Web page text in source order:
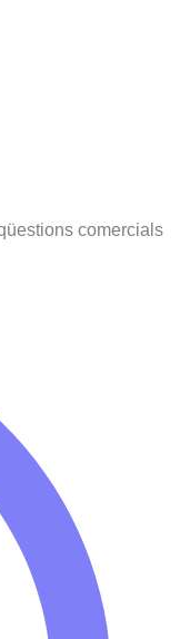
comercials